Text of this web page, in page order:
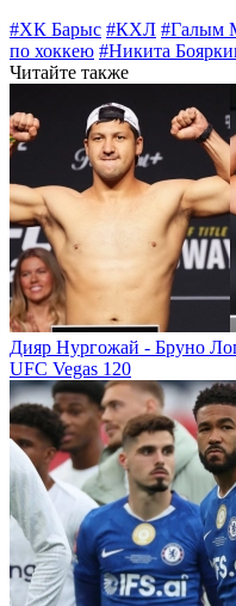
#ХК Барыс #КХЛ #Галым
по хоккею #Никита
Читайте также
Дияр Нургожай - Бруно
UFC Vegas 120